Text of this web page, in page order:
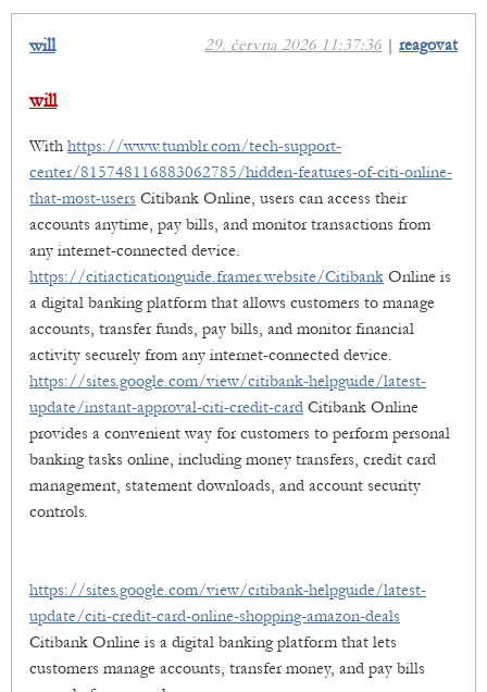
29. června 2026 11:37:36 | reagovat
will
will
With https://www.tumblr.com/tech-support-
center/815748116883062785/hidden-features-of-citi-online-
that-most-users Citibank Online, users can access their
accounts anytime, pay bills, and monitor transactions from
any internet-connected device.
https://citiacticationguide.framer.website/Citibank Online is
a digital banking platform that allows customers to manage
accounts, transfer funds, pay bills, and monitor financial
activity securely from any internet-connected device.
https://sites.google.com/view/citibank-helpguide/latest-
update/instant-approval-citi-credit-card Citibank Online
provides a convenient way for customers to perform personal
banking tasks online, including money transfers, credit card
management, statement downloads, and account security
controls.
https://sites.google.com/view/citibank-helpguide/latest-
update/citi-credit-card-online-shopping-amazon-deals
Citibank Online is a digital banking platform that lets
customers manage accounts, transfer money, and pay bills